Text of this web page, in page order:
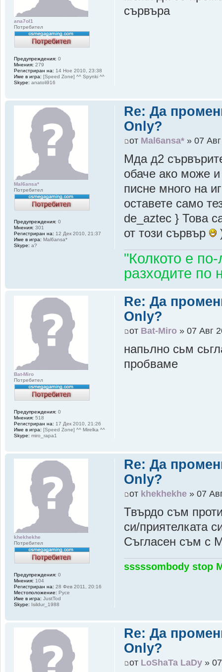
сървъра
ana7ol1
Потребител
Предупреждения: 0
Мнения: 279
Регистриран на: 14 Ное 2010, 23:38
Име в игра: [Speed Zone] ^^ Spynki ^^
Skype: anatoli916
Re: Да
Only?
от Mal6ansa* » 07
Мда д2
обаче ако може
писне много на
оставете само
de_aztec } Това
от този сървър
"Колкото е
разходите по
Mal6ansa*
Потребител
Предупреждения: 0
Мнения: 301
Регистриран на: 12 Дек 2010, 21:37
Име в игра: Mal6ansa*
Skype: a?
Re: Да
Only?
от Bat-Miro » 07 Авг
напьлно сьм
пробваме
Bat-Miro
Потребител
Предупреждения: 0
Мнения: 518
Регистриран на: 17 Дек 2010, 21:26
Име в игра: [Speed Zone] ^^ Mirelka ^^
Skype: miro_rapa1
Re: Да
Only?
от khekhekhe » 07
Твърдо съм
си/приятелката
Съгласен съм с
sssssombody stop
khekhekhe
Потребител
Предупреждения: 0
Мнения: 104
Регистриран на: 28 Фев 2011, 20:16
Местоположение: Русе
Име в игра: JustTod
Skype: Isildur_1988
Re: Да
Only?
от LoShaTa LaDy »